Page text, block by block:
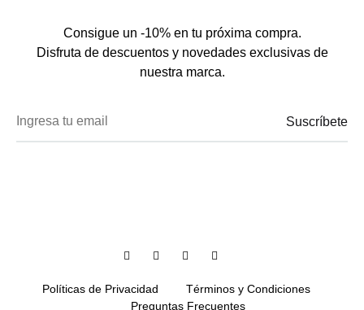
Consigue un -10% en tu próxima compra.
Disfruta de descuentos y novedades exclusivas de
nuestra marca.
FacebookInstagramTwitter
Políticas de Privacidad
Términos y Condiciones
Preguntas Frecuentes